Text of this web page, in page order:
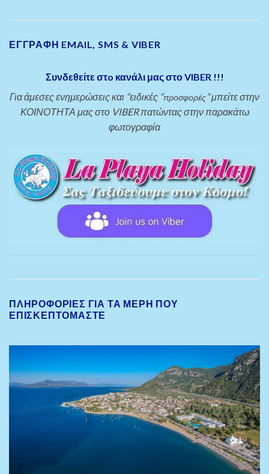
ΕΓΓΡΑΦΗ EMAIL, SMS & VIBER
Συνδεθείτε στo κανάλι μας στο VIBER !!!
Για άμεσες ενημερώσεις και “ειδικές “προσφορές” μπείτε στην
ΚΟΙΝΟΤΗΤΑ μας στο VIBER πατώντας στην παρακάτω
φωτογραφία
ΠΛΗΡΟΦΟΡΙΕΣ ΓΙΑ ΤΑ ΜΕΡΗ ΠΟΥ
ΕΠΙΣΚΕΠΤΟΜΑΣΤΕ